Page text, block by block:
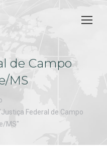
de Campo
MS
Federal de Campo
MS"